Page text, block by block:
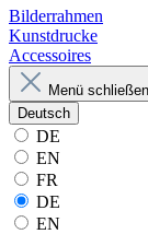
Bilderrahmen
Kunstdrucke
Accessoires
Menü schließen
Deutsch
DE
EN
FR
DE
EN